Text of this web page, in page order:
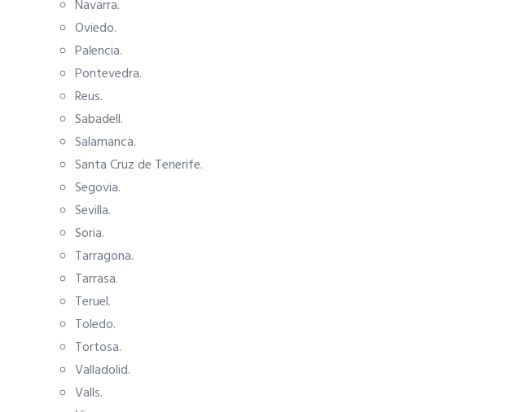
Navarra.
Oviedo.
Palencia.
Pontevedra.
Reus.
Sabadell.
Salamanca.
Santa Cruz de Tenerife.
Segovia.
Sevilla.
Soria.
Tarragona.
Tarrasa.
Teruel.
Toledo.
Tortosa.
Valladolid.
Valls.